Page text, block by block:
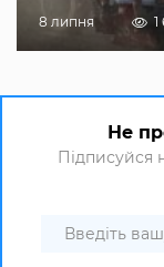
8 липня 1
Не
Підписуйся